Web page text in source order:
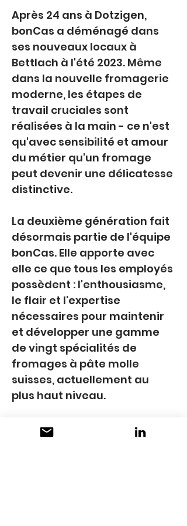
Après 24 ans à Dotzigen,
bonCas a déménagé dans
ses nouveaux locaux à
Bettlach à l'été 2023. Même
dans la nouvelle fromagerie
moderne, les étapes de
travail cruciales sont
réalisées à la main - ce n'est
qu'avec sensibilité et amour
du métier qu'un fromage
peut devenir une délicatesse
distinctive.
La deuxième génération fait
désormais partie de l'équipe
bonCas. Elle apporte avec
elle ce que tous les employés
possèdent : l'enthousiasme,
le flair et l'expertise
nécessaires pour maintenir
et développer une gamme
de vingt spécialités de
fromages à pâte molle
suisses, actuellement au
plus haut niveau.
CONTACT